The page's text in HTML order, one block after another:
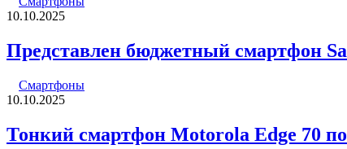
10.10.2025
Представлен бюджетный смартфон
Смартфоны
10.10.2025
Тонкий смартфон Motorola Edge 70